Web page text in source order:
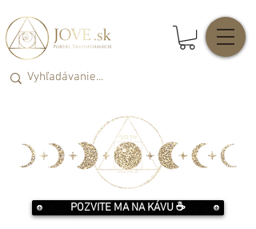
POZVITE MA NA KÁVU ☕️